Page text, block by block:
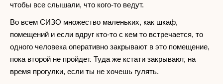
чтобы все слышали, что кого-то ведут.
Во всем СИЗО множество маленьких, как шкаф,
помещений и если вдруг кто-то с кем то встречается, то
одного человека оперативно закрывают в это помещение,
пока второй не пройдет. Туда же кстати закрывают, на
время прогулки, если ты не хочешь гулять.